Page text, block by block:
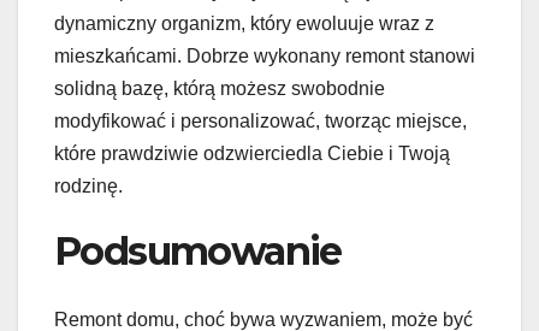
dynamiczny organizm, który ewoluuje wraz z
mieszkańcami. Dobrze wykonany remont stanowi
solidną bazę, którą możesz swobodnie
modyfikować i personalizować, tworząc miejsce,
które prawdziwie odzwierciedla Ciebie i Twoją
rodzinę.
Podsumowanie
Remont domu, choć bywa wyzwaniem, może być